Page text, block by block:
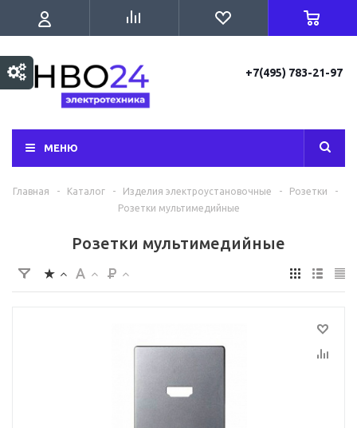
+7(495) 783-21-97
МЕНЮ
Главная - Каталог - Изделия электроустановочные - Розетки
-
Розетки мультимедийные
Розетки мультимедийные